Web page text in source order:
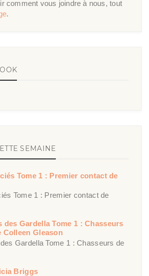
comment vous joindre à nous, tout
.
SEMAINE
Tome 1 : Premier contact de
Tome 1 : Premier contact de
des Gardella Tome 1 : Chasseurs
Colleen Gleason
Gardella Tome 1 : Chasseurs de
Briggs